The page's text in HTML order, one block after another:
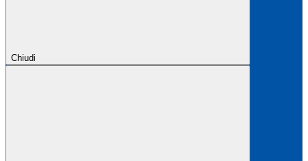
Chiudi